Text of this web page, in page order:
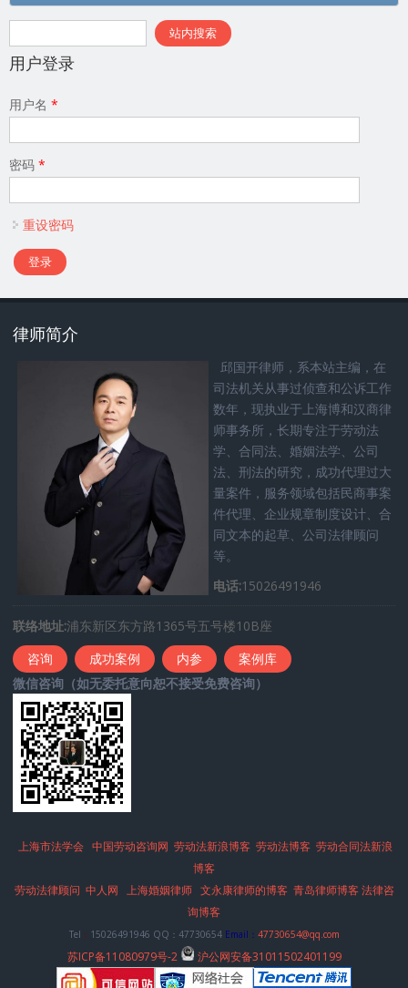
搜索表单
站内搜索
用户登录
用户名 *
密码 *
重设密码
律师简介
邱国开律师，系本站主编，在
司法机关从事过侦查和公诉工作
数年，现执业于上海博和汉商律
师事务所，长期专注于劳动法
学、合同法、婚姻法学、公司
法、刑法的研究，成功代理过大
量案件，服务领域包括民商事案
件代理、企业规章制度设计、合
同文本的起草、公司法律顾问
等。
电话:15026491946
联络地址:浦东新区东方路1365号五号楼10B座
咨询
成功案例 内参
案例库
微信咨询（如无委托意向恕不接受免费咨询）
上海市法学会 中国劳动咨询网 劳动法新浪博客 劳动法博客 劳动合同法新浪
博客
劳动法律顾问 中人网 上海婚姻律师 文永康律师的博客 青岛律师博客法律咨
询博客
Tel ： 15026491946 QQ：47730654 Email： 47730654@qq.com
苏ICP备11080979号-2 沪公网安备31011502401199